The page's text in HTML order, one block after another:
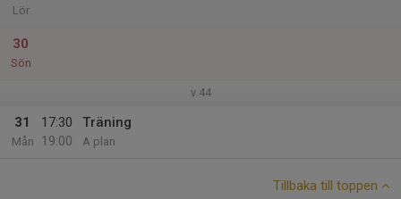
Lör
30
Sön
v.44
31
Mån
17:30
19:00
Träning
A plan
Tillbaka till toppen